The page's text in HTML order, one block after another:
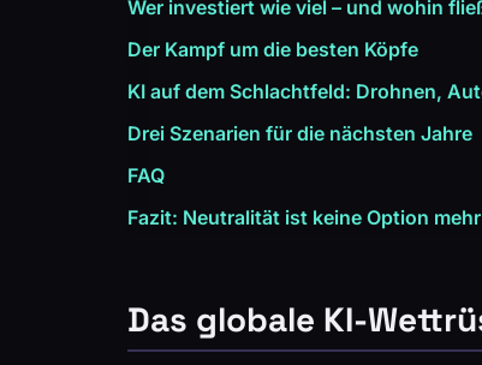
Wer investiert wie viel – und wohin
Der Kampf um die besten Köpfe
KI auf dem Schlachtfeld: Drohnen,
Drei Szenarien für die nächsten Jahre
FAQ
Fazit: Neutralität ist keine Option mehr
Das globale KI-